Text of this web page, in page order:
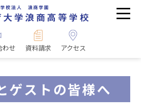
わせ 資料請求 アクセス
ゲストの皆様へ